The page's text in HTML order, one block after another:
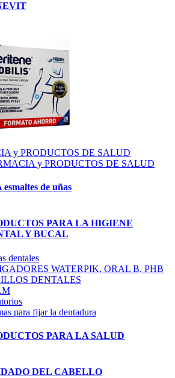
y PRODUCTOS DE SALUD
y PRODUCTOS DE SALUD
de uñas
PARA LA HIGIENE
Y BUCAL
dentales
WATERPIK, ORAL B, PHB
DENTALES
para fijar la dentadura
PARA LA SALUD
DEL CABELLO